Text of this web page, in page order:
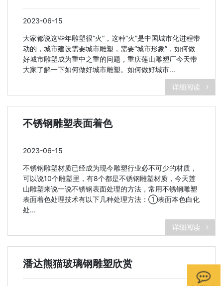
2023-06-15
大家都说这些年雕塑很“火”，这种“火”是中国城市化进程带
动的，城市建设需要城市雕塑，需要“城市形象”，如何做
好城市雕塑成为重中之重的问题，重庆莲山雕塑厂今天带
大家了解一下如何做好城市雕塑。如何做好城市...
详细阅读
不锈钢雕塑表面着色
2023-06-15
不锈钢雕塑材质已经成为现今雕塑行业必不可少的材质，
可以说10个雕塑里，有8个都是不锈钢雕塑材质，今天莲
山雕塑来说一说不锈钢表面处理的方法，常用不锈钢雕塑
表面着色处理技术有以下几种处理方法：①表面本色白化
处...
详细阅读
潘达熊猫玻璃钢雕塑欣赏